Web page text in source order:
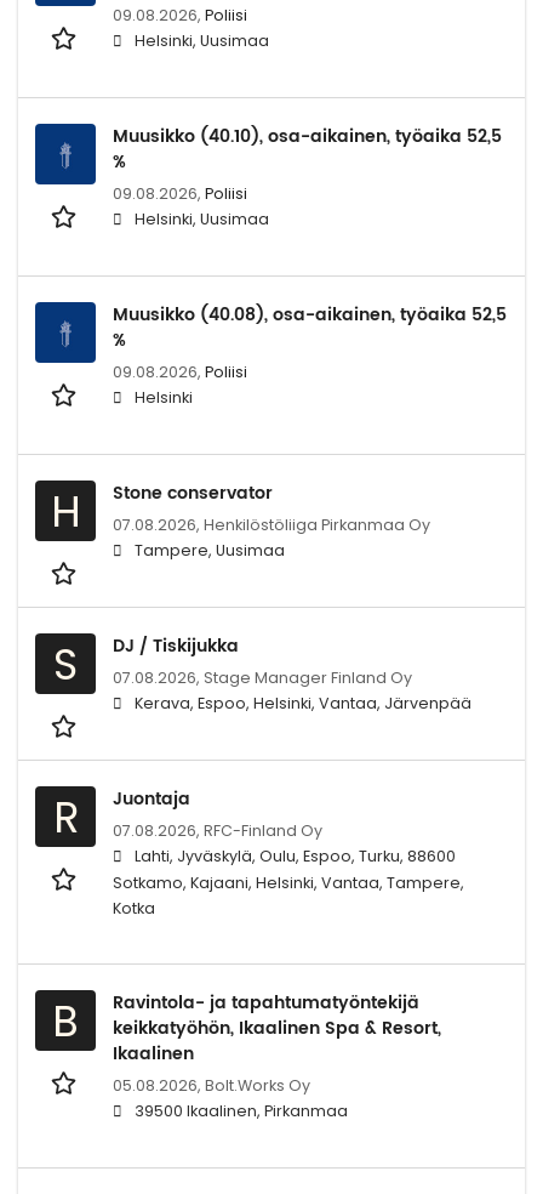
09.08.2026, Poliisi
Helsinki, Uusimaa
Muusikko (40.10), osa-aikainen, työaika 52,5
%
09.08.2026, Poliisi
Helsinki, Uusimaa
Muusikko (40.08), osa-aikainen, työaika 52,5
%
09.08.2026, Poliisi
Helsinki
H Stone conservator
07.08.2026, Henkilöstöliiga Pirkanmaa Oy
Tampere, Uusimaa
S DJ / Tiskijukka
07.08.2026, Stage Manager Finland Oy
Kerava, Espoo, Helsinki, Vantaa, Järvenpää
R Juontaja
07.08.2026, RFC-Finland Oy
Lahti, Jyväskylä, Oulu, Espoo, Turku, 88600
Sotkamo, Kajaani, Helsinki, Vantaa, Tampere,
Kotka
B
Ravintola- ja tapahtumatyöntekijä
keikkatyöhön, Ikaalinen Spa & Resort,
Ikaalinen
05.08.2026, Bolt.Works Oy
39500 Ikaalinen, Pirkanmaa